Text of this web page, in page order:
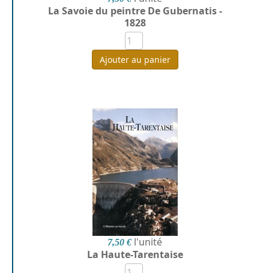
La Savoie du peintre De Gubernatis -
1828
Ajouter au panier
7,50 € l'unité
La Haute-Tarentaise